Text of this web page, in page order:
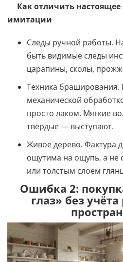
Как отличить настоящее
имитации
Следы ручной работы.
быть видимые следы
царапины, сколы,
Техника браширования.
механической
просто лаком. Мягкие
твёрдые — выступают.
Живое дерево. Фактура
ощутима на ощупь, а не
или толстым слоем
Ошибка 2:
глаз» без